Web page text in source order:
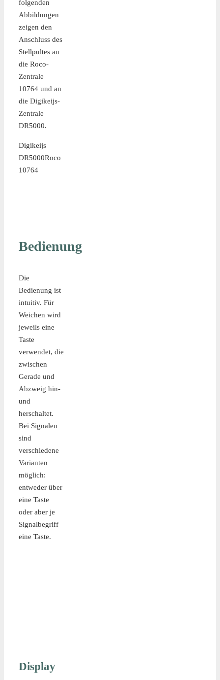
folgenden
Abbildungen
zeigen den
Anschluss des
Stellpultes an
die Roco-
Zentrale
10764 und an
die Digikeijs-
Zentrale
DR5000.
Digikeijs
DR5000Roco
10764
Bedienung
Die
Bedienung ist
intuitiv. Für
Weichen wird
jeweils eine
Taste
verwendet, die
zwischen
Gerade und
Abzweig hin-
und
herschaltet.
Bei Signalen
sind
verschiedene
Varianten
möglich:
entweder über
eine Taste
oder aber je
Signalbegriff
eine Taste.
Display